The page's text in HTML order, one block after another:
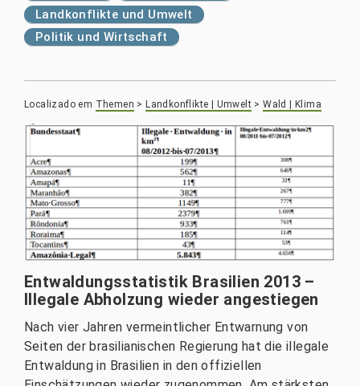
Landkonflikte und Umwelt
Politik und Wirtschaft
Localizado em Themen > Landkonflikte | Umwelt >Wald | Klima
Entwaldungsstatistik Brasilien 2013 –
Illegale Abholzung wieder angestiegen
Nach vier Jahren vermeintlicher Entwarnung von
Seiten der brasilianischen Regierung hat die illegale
Entwaldung in Brasilien in den offiziellen